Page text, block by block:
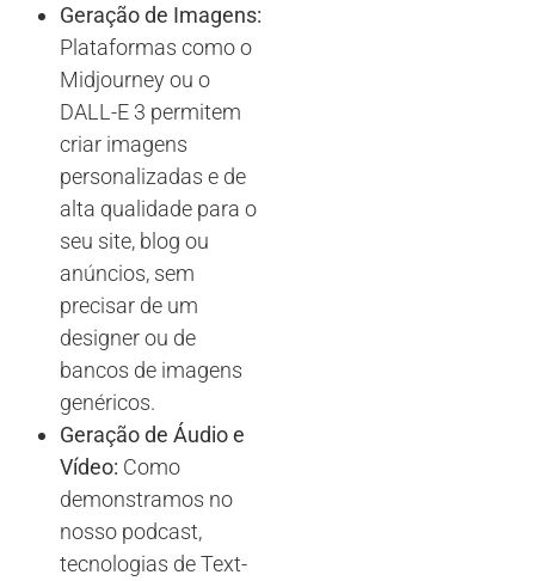
Geração de Imagens:
Plataformas como o
Midjourney ou o
DALL-E 3 permitem
criar imagens
personalizadas e de
alta qualidade para o
seu site, blog ou
anúncios, sem
precisar de um
designer ou de
bancos de imagens
genéricos.
Geração de Áudio e
Vídeo: Como
demonstramos no
nosso podcast,
tecnologias de Text-